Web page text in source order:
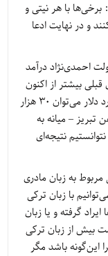
با هر نیتی و
را قطع کنند و در نهایت ادعا
در دوران دولت احمدی‌نژاد درآمد
بیشتر از اکنون
بود ولی با این پول‌ها چه کردند، تنها با 100 میلیارد دلار می‌توان 30 هزار
تبریز – میانه به
نتوانستیم نتیجه‌ای
اصل 15 قانون اساسی مربوط به زبان مادری
با زبان ترکی
‌گرفته و یا زبان
بیش از زبان ترکی
باشد مگر